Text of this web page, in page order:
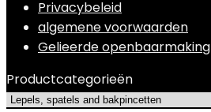
Privacybeleid
algemene voorwaarden
Gelieerde openbaarmaking
Productcategorieën